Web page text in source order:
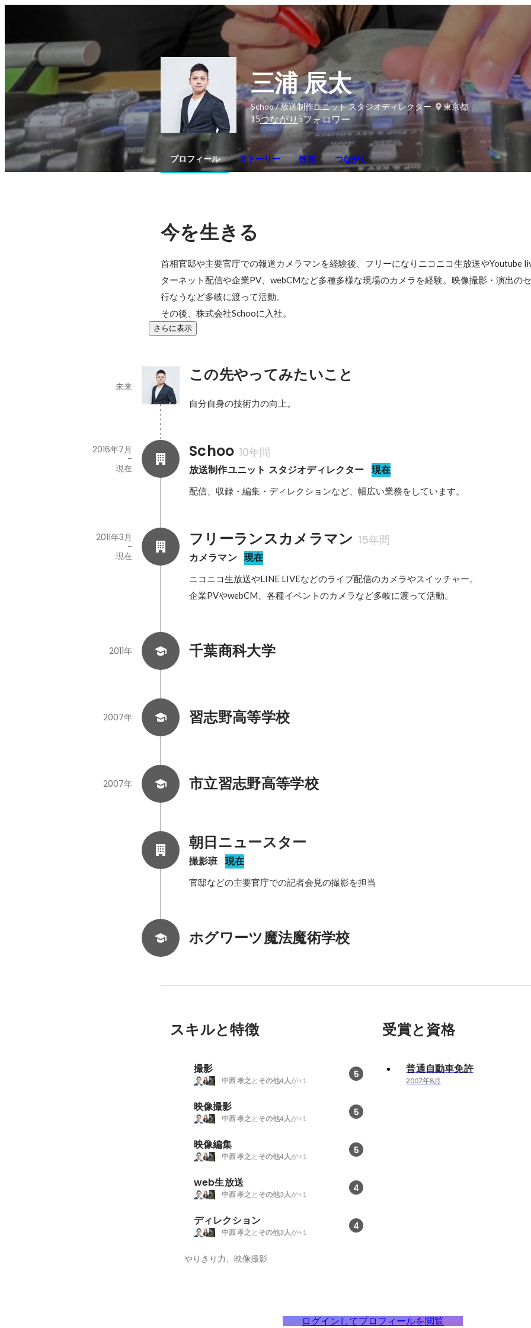
三浦 辰太
Schoo / 放送制作ユニット スタジオディレクター
東京都
15つながり 5フォロワー
プロフィール ストーリー 性格 つながり
今を生きる
首相官邸や主要官庁での報道カメラマンを経験後、フリーになりニコニコ生放送やYoutube
ターネット配信や企業PV、webCMなど多種多様な現場のカメラを経験。映像撮影・演出の
行なうなど多岐に渡って活動。
その後、株式会社Schooに入社。
さらに表示
この先やってみたいこと
未来
自分自身の技術力の向上。
Schoo 10年間
放送制作ユニット スタジオディレクター 現在
2016年7月
-
現在
配信、収録・編集・ディレクションなど、幅広い業務をしています。
フリーランスカメラマン 15年間
カメラマン 現在
2011年3月
-
現在
ニコニコ生放送やLINE LIVEなどのライブ配信のカメラやスイッチャー。
企業PVやwebCM、各種イベントのカメラなど多岐に渡って活動。
千葉商科大学
2011年
習志野高等学校
2007年
市立習志野高等学校
2007年
朝日ニュースター
撮影班 現在
官邸などの主要官庁での記者会見の撮影を担当
ホグワーツ魔法魔術学校
スキルと特徴
撮影 5
中西 孝之 と その他4人が+1
映像撮影 5
中西 孝之 と その他4人が+1
映像編集 5
中西 孝之 と その他4人が+1
web生放送 4
中西 孝之 と その他3人が+1
ディレクション 4
中西 孝之 と その他3人が+1
やりきり力、映像撮影
受賞と資格
普通自動車免許
2007年8月
ログインしてプロフィールを閲覧